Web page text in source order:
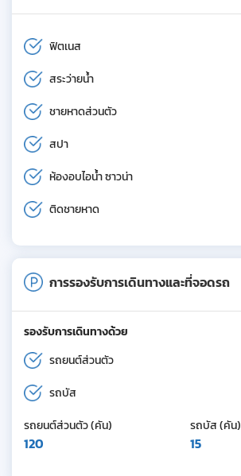
ฟิตเนส
สระว่ายน้ำ
ชายหาดส่วนตัว
สปา
ห้องอบไอน้ำ ซาวน่า
ติดชายหาด
การรองรับการเดินทางและที่จอดรถ
รองรับการเดินทางด้วย
รถยนต์ส่วนตัว
รถบัส
รถยนต์ส่วนตัว (คัน)
120
รถบัส (คัน)
15